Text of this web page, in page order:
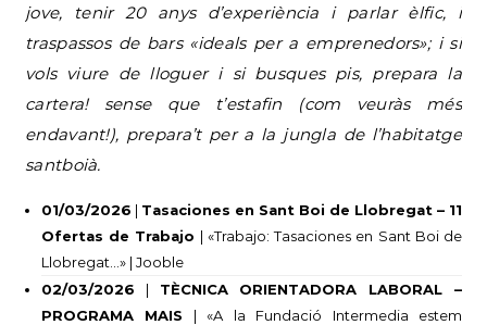
jove, tenir 20 anys d’experiència i parlar èlfic, i
traspassos de bars «ideals per a emprenedors»; i si
vols viure de lloguer i si busques pis, prepara la
cartera! sense que t’estafin (com veuràs més
endavant!), prepara’t per a la jungla de l’habitatge
santboià.
01/03/2026 | Tasaciones en Sant Boi de Llobregat – 11
Ofertas de Trabajo | «Trabajo: Tasaciones en Sant Boi de
Llobregat…» | Jooble
02/03/2026 | TÈCNICA ORIENTADORA LABORAL –
PROGRAMA MAIS | «A la Fundació Intermedia estem